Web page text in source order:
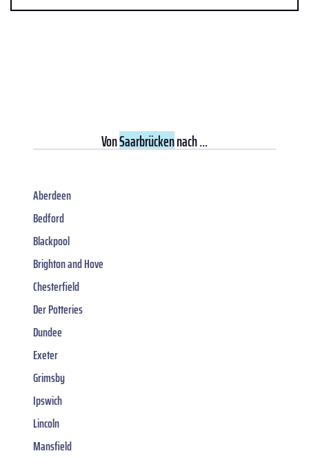
VonSaarbrückennach ...
Aberdeen
Bedford
Blackpool
Brighton and Hove
Chesterfield
Der Potteries
Dundee
Exeter
Grimsby
Ipswich
Lincoln
Mansfield